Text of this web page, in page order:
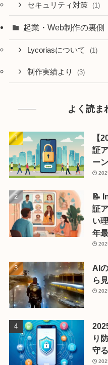
セキュリティ対策 (1)
起業・Web制作の裏側
Lycoriasについて (1)
制作実績より (3)
よく読ま
【
証
ー
📝
証
い
年
AI
ら
り
守